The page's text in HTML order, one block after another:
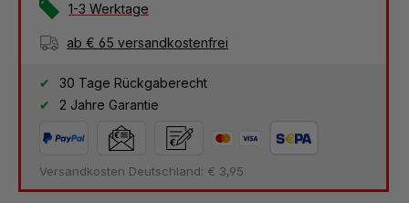
1-3 Werktage
ab € 65 versandkostenfrei
30 Tage Rückgaberecht
2 Jahre Garantie
Versandkosten Deutschland: € 3,95